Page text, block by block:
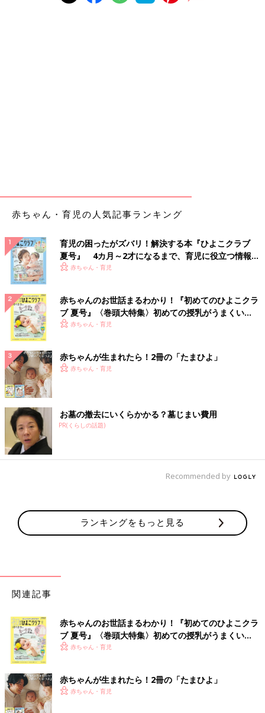
たあとに描いていました」
が子たちと一緒に過ごせるところ。親になって、無条件で愛して
“班長になって頑張る息子”①
赤ちゃん・育児の人気記事ランキング
育児の困ったがズバリ！解決する本『ひよこクラブ
夏号』 4カ月～2才になるまで、育児に役立つ情報が
いっぱい！
赤ちゃん・育児
赤ちゃんのお世話まるわかり！『初めてのひよこクラ
ブ 夏号』〈巻頭大特集〉初めての授乳がうまくい
く！ おっぱい・ミルクの基本と夏のトラブル 解決テ
赤ちゃん・育児
赤ちゃんが生まれたら！2冊の「たまひよ」
赤ちゃん・育児
お墓の撤去にいくらかかる？墓じまい費用
PR(くらしの話題)
Recommended by
ランキングをもっと見る
関連記事
赤ちゃんのお世話まるわかり！『初めてのひよこクラ
ブ 夏号』〈巻頭大特集〉初めての授乳がうまくい
く！ おっぱい・ミルクの基本と夏のトラブル 解決テ
赤ちゃん・育児
赤ちゃんが生まれたら！2冊の「たまひよ」
赤ちゃん・育児